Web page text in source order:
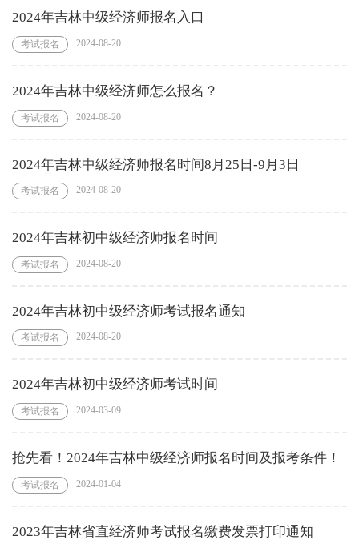
2024年吉林中级经济师报名入口
考试报名 2024-08-20
2024年吉林中级经济师怎么报名？
考试报名 2024-08-20
2024年吉林中级经济师报名时间8月25日-9月3日
考试报名 2024-08-20
2024年吉林初中级经济师报名时间
考试报名 2024-08-20
2024年吉林初中级经济师考试报名通知
考试报名 2024-08-20
2024年吉林初中级经济师考试时间
考试报名 2024-03-09
抢先看！2024年吉林中级经济师报名时间及报考条件！
考试报名 2024-01-04
2023年吉林省直经济师考试报名缴费发票打印通知